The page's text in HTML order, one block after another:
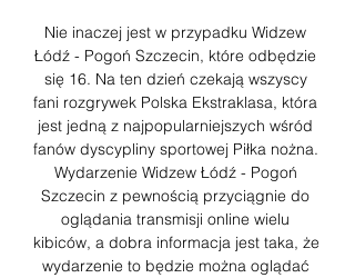
Nie inaczej jest w przypadku Widzew
Łódź - Pogoń Szczecin, które odbędzie
się 16. Na ten dzień czekają wszyscy
fani rozgrywek Polska Ekstraklasa, która
jest jedną z najpopularniejszych wśród
fanów dyscypliny sportowej Piłka nożna.
Wydarzenie Widzew Łódź - Pogoń
Szczecin z pewnością przyciągnie do
oglądania transmisji online wielu
kibiców, a dobra informacja jest taka, że
wydarzenie to będzie można oglądać